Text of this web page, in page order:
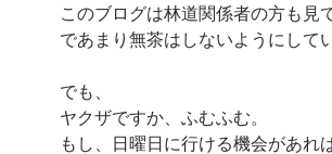
このブログは林道関係者の方も見
であまり無茶はしないようにして
でも、
ヤクザですか、ふむふむ。
もし、日曜日に行ける機会があれ